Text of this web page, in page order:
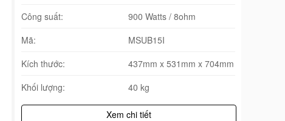
Công suất:
900 Watts / 8ohm
Mã:
MSUB15I
Kích thước:
437mm x 531mm x 704mm
Khối lượng:
40 kg
Xem chi tiết